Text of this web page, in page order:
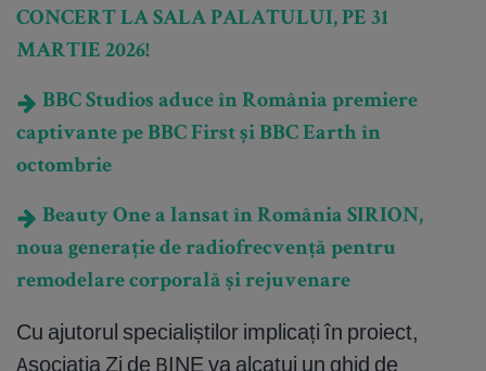
CONCERT LA SALA PALATULUI, PE 31
MARTIE 2026!
BBC Studios aduce în România premiere
captivante pe BBC First și BBC Earth în
octombrie
Beauty One a lansat în România SIRION,
noua generație de radiofrecvență pentru
remodelare corporală și rejuvenare
Cu ajutorul specialiștilor implicați în proiect,
Asociația Zi de BINE va alcatui un ghid de